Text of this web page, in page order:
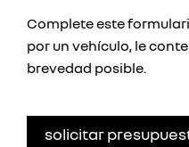
Complete este
por un vehículo, le
brevedad posible.
solicitar